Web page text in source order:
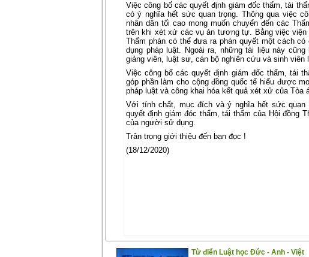
Việc công bố các quyết định giám đốc thẩm, tái
có ý nghĩa hết sức quan trọng. Thông qua việc
nhân dân tối cao mong muốn chuyển đến các
trên khi xét xử các vụ án tương tự. Bằng việc
Thẩm phán có thể đưa ra phán quyết một cách
dụng pháp luật. Ngoài ra, những tài liệu này
giảng viên, luật sư, cán bộ nghiên cứu và sinh
Việc công bố các quyết định giám đốc thẩm, tái
góp phần làm cho cộng đồng quốc tế hiểu được
pháp luật và công khai hóa kết quả xét xử của Tòa
Với tính chất, mục đích và ý nghĩa hết sức quan
quyết định giám đóc thẩm, tái thẩm của Hội đồng
của người sử dụng.
Trân trọng giới thiệu đến bạn đọc !
(18/12/2020)
Từ điển Luật học Đức - Anh - Việt